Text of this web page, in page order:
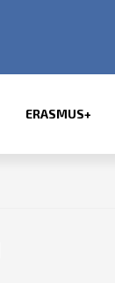
ERASMUS+